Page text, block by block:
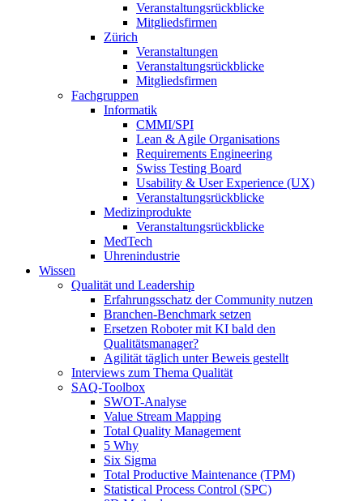
Veranstaltungsrückblicke
Mitgliedsfirmen
Zürich
Veranstaltungen
Veranstaltungsrückblicke
Mitgliedsfirmen
Fachgruppen
Informatik
CMMI/SPI
Lean & Agile Organisations
Requirements Engineering
Swiss Testing Board
Usability & User Experience (UX)
Veranstaltungsrückblicke
Medizinprodukte
Veranstaltungsrückblicke
MedTech
Uhrenindustrie
Wissen
Qualität und Leadership
Erfahrungsschatz der Community nutzen
Branchen-Benchmark setzen
Ersetzen Roboter mit KI bald den
Qualitätsmanager?
Agilität täglich unter Beweis gestellt
Interviews zum Thema Qualität
SAQ-Toolbox
SWOT-Analyse
Value Stream Mapping
Total Quality Management
5 Why
Six Sigma
Total Productive Maintenance (TPM)
Statistical Process Control (SPC)